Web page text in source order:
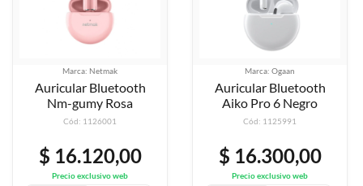
Marca: Netmak
Auricular Bluetooth
Nm-gumy Rosa
Cód: 1126001
$ 16.120,00
Precio exclusivo web
Marca: Ogaan
Auricular Bluetooth
Aiko Pro 6 Negro
Cód: 1125991
$ 16.300,00
Precio exclusivo web